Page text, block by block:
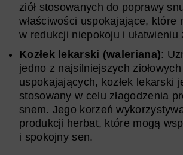
ziół stosowanych do poprawy
właściwości uspokajające, które
w redukcji niepokoju i ułatwieniu
Kozłek lekarski (waleriana):
jedno z najsilniejszych
uspokajających, kozłek lekarski
stosowany w celu złagodzenia
snem. Jego korzeń
produkcji herbat, które mogą
i spokojny sen.